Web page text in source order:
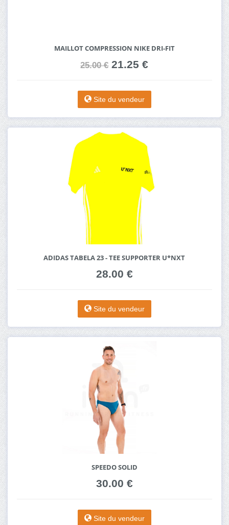
MAILLOT COMPRESSION NIKE DRI-FIT
25.00 €21.25 €
Site du vendeur
ADIDAS TABELA 23 - TEE SUPPORTER U*NXT
28.00 €
Site du vendeur
SPEEDO SOLID
30.00 €
Site du vendeur